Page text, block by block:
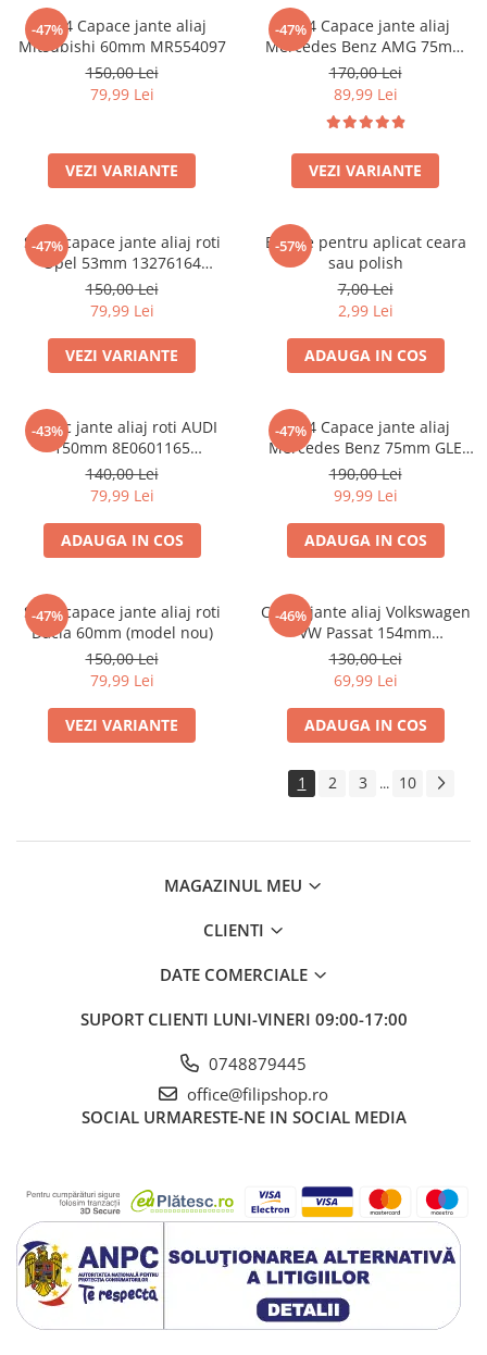
-47%
set 4 Capace jante aliaj
Mitsubishi 60mm MR554097
150,00 Lei
79,99 Lei
VEZI VARIANTE
-47%
set 4 Capace jante aliaj
Mercedes Benz AMG 75mm
(inel prindere) A0004003100
170,00 Lei
89,99 Lei
VEZI VARIANTE
-47%
Set 4 capace jante aliaj roti
Opel 53mm 13276164
467597050
150,00 Lei
79,99 Lei
VEZI VARIANTE
-57%
Burete pentru aplicat ceara
sau polish
7,00 Lei
2,99 Lei
ADAUGA IN COS
-43%
Capac jante aliaj roti AUDI
150mm 8E0601165
(8ED601165 )
140,00 Lei
79,99 Lei
ADAUGA IN COS
-47%
set 4 Capace jante aliaj
Mercedes Benz 75mm GLE
W167 / GLS X167 A1674015960
190,00 Lei
99,99 Lei
ADAUGA IN COS
-47%
Set 4 capace jante aliaj roti
Dacia 60mm (model nou)
150,00 Lei
79,99 Lei
VEZI VARIANTE
-46%
Capac jante aliaj Volkswagen
VW Passat 154mm
1K0601149EQZQ
130,00 Lei
69,99 Lei
ADAUGA IN COS
1 2 3 ... 10
MAGAZINUL MEU
CLIENTI
DATE COMERCIALE
SUPORT CLIENTI LUNI-VINERI 09:00-17:00
0748879445
office@filipshop.ro
SOCIAL URMARESTE-NE IN SOCIAL MEDIA